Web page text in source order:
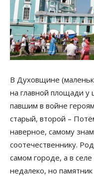
В Духовщине
на главной площади у
павшим в войне
старый, второй –
наверное, самому
соотечественнику.
самом городе, а в
недалеко, но